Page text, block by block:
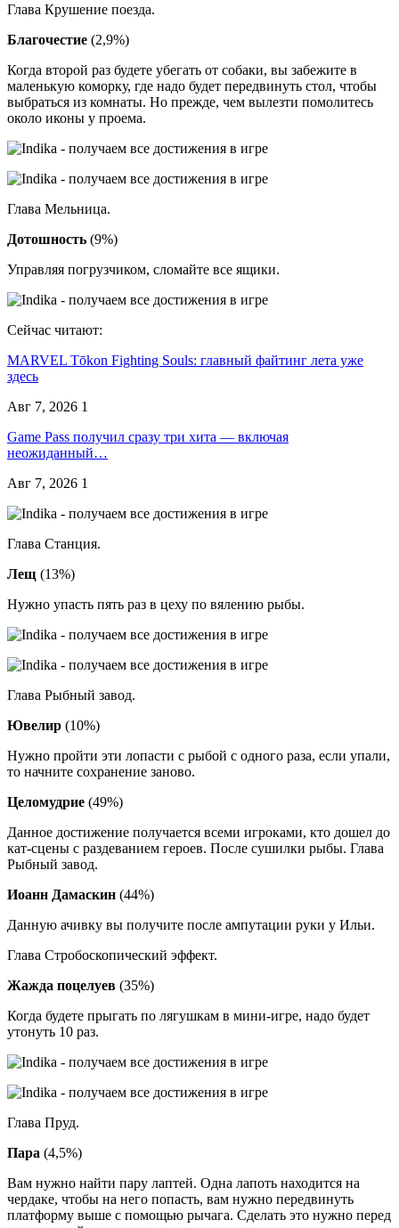
Глава Крушение поезда.
Благочестие (2,9%)
Когда второй раз будете убегать от собаки, вы забежите в
маленькую коморку, где надо будет передвинуть стол, чтобы
выбраться из комнаты. Но прежде, чем вылезти помолитесь
около иконы у проема.
Глава Мельница.
Дотошность (9%)
Управляя погрузчиком, сломайте все ящики.
Сейчас читают:
MARVEL Tōkon Fighting Souls: главный файтинг лета уже
здесь
Авг 7, 2026 1
Game Pass получил сразу три хита — включая
неожиданный…
Авг 7, 2026 1
Глава Станция.
Лещ (13%)
Нужно упасть пять раз в цеху по вялению рыбы.
Глава Рыбный завод.
Ювелир (10%)
Нужно пройти эти лопасти с рыбой с одного раза, если упали,
то начните сохранение заново.
Целомудрие (49%)
Данное достижение получается всеми игроками, кто дошел до
кат-сцены с раздеванием героев. После сушилки рыбы. Глава
Рыбный завод.
Иоанн Дамаскин (44%)
Данную ачивку вы получите после ампутации руки у Ильи.
Глава Стробоскопический эффект.
Жажда поцелуев (35%)
Когда будете прыгать по лягушкам в мини-игре, надо будет
утонуть 10 раз.
Глава Пруд.
Пара (4,5%)
Вам нужно найти пару лаптей. Одна лапоть находится на
чердаке, чтобы на него попасть, вам нужно передвинуть
платформу выше с помощью рычага. Сделать это нужно перед